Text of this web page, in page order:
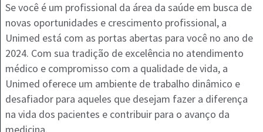
Se você é um profissional da área da saúde em busca de
novas oportunidades e crescimento profissional, a
Unimed está com as portas abertas para você no ano de
2024. Com sua tradição de excelência no atendimento
médico e compromisso com a qualidade de vida, a
Unimed oferece um ambiente de trabalho dinâmico e
desafiador para aqueles que desejam fazer a diferença
na vida dos pacientes e contribuir para o avanço da